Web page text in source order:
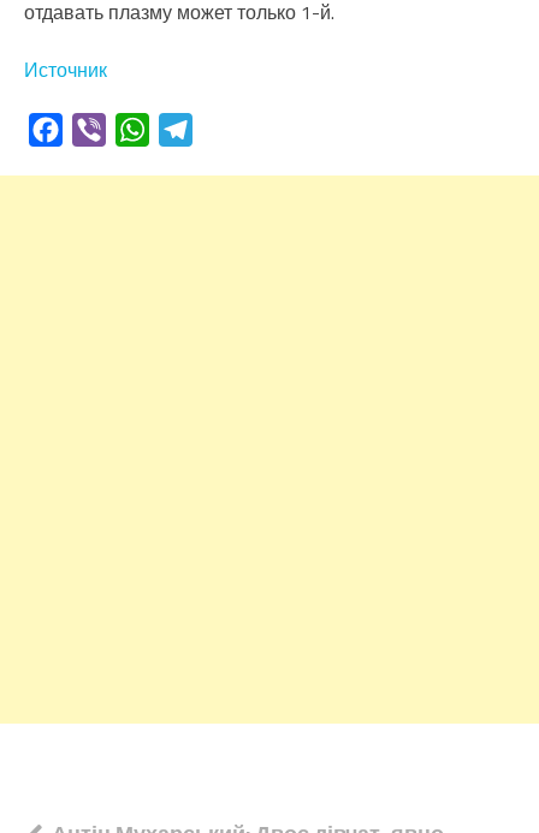
отдавать плазму может только 1-й.
Источник
Facebook
Viber WhatsApp